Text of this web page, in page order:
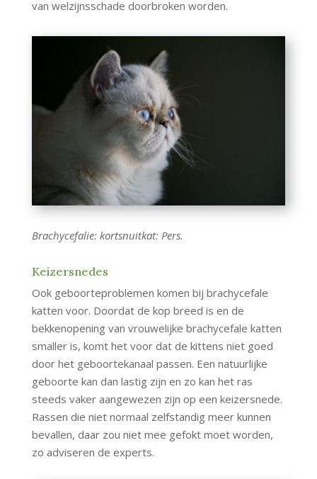
van welzijnsschade doorbroken worden.
Brachycefalie: kortsnuitkat: Pers.
Keizersnedes
Ook geboorteproblemen komen bij brachycefale
katten voor. Doordat de kop breed is en de
bekkenopening van vrouwelijke brachycefale katten
smaller is, komt het voor dat de kittens niet goed
door het geboortekanaal passen. Een natuurlijke
geboorte kan dan lastig zijn en zo kan het ras
steeds vaker aangewezen zijn op een keizersnede.
Rassen die niet normaal zelfstandig meer kunnen
bevallen, daar zou niet mee gefokt moet worden,
zo adviseren de experts.